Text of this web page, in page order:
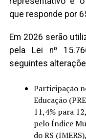
que responde por
Em 2026 serão
pela Lei nº
seguintes
Participação
Educação
11,4% para
pelo Índice
do RS